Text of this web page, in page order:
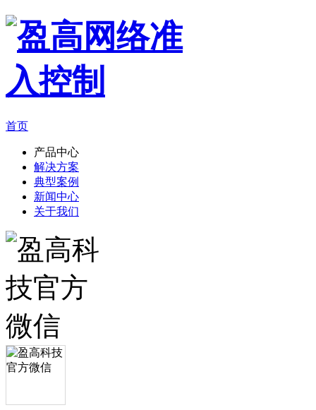
首页
产品中心
解决方案
典型案例
新闻中心
关于我们